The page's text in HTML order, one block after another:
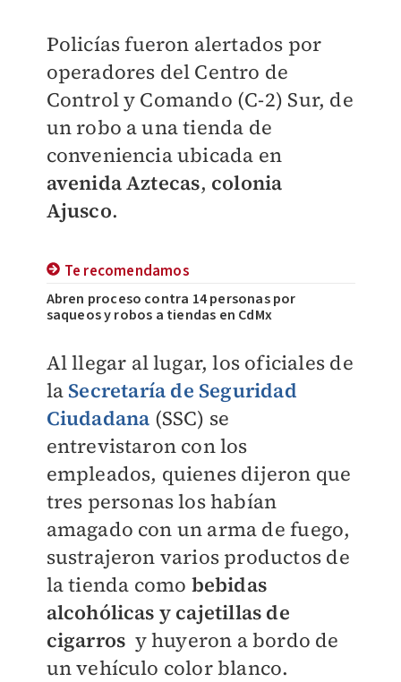
Policías fueron alertados por
operadores del Centro de
Control y Comando (C-2) Sur, de
un robo a una tienda de
conveniencia ubicada en
avenida Aztecas, colonia
Ajusco.
Te recomendamos
Abren proceso contra 14 personas por
saqueos y robos a tiendas en CdMx
Al llegar al lugar, los oficiales de
la Secretaría de Seguridad
Ciudadana (SSC) se
entrevistaron con los
empleados, quienes dijeron que
tres personas los habían
amagado con un arma de fuego,
sustrajeron varios productos de
la tienda como bebidas
alcohólicas y cajetillas de
cigarros y huyeron a bordo de
un vehículo color blanco.